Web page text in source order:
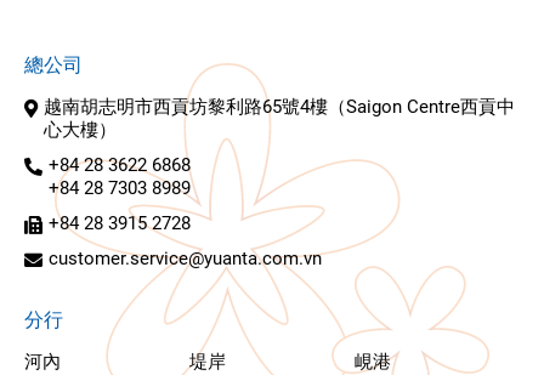
總公司
越南胡志明市西貢坊黎利路65號4樓（Saigon Centre西貢中
心大樓）
+84 28 3622 6868
+84 28 7303 8989
+84 28 3915 2728
customer.service@yuanta.com.vn
分行
河內 堤岸
峴港